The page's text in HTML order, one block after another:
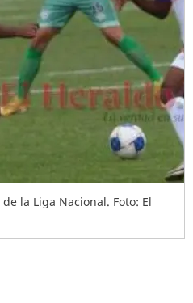
la Liga Nacional. Foto: El